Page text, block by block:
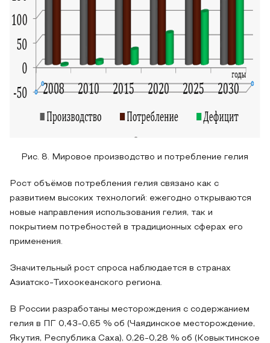
Рис. 8. Мировое производство и потребление гелия
Рост объёмов потребления гелия связано как с
развитием высоких технологий: ежегодно открываются
новые направления использования гелия, так и
покрытием потребностей в традиционных сферах его
применения.
Значительный рост спроса наблюдается в странах
Азиатско-Тихоокеанского региона.
В России разработаны месторождения с содержанием
гелия в ПГ 0,43-0,65 % об (Чаядинское месторождение,
Якутия, Республика Саха), 0,26-0,28 % об (Ковыктинское